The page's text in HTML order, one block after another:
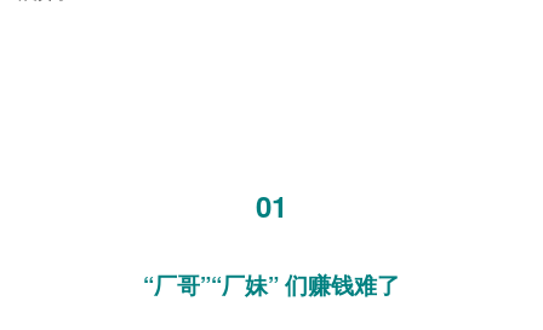
01
“厂哥”“厂妹” 们赚钱难了